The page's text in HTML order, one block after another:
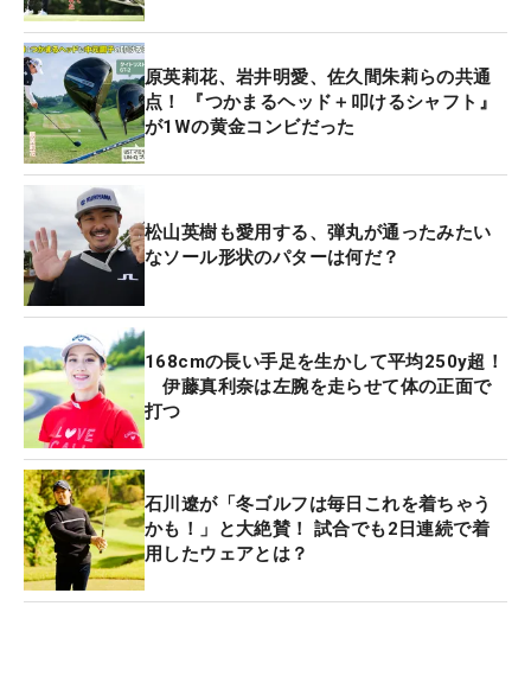
原英莉花、岩井明愛、佐久間朱莉らの共通
点！ 『つかまるヘッド＋叩けるシャフト』
が1Wの黄金コンビだった
松山英樹も愛用する、弾丸が通ったみたい
なソール形状のパターは何だ？
168cmの長い手足を生かして平均250y超！
伊藤真利奈は左腕を走らせて体の正面で
打つ
石川遼が「冬ゴルフは毎日これを着ちゃう
かも！」と大絶賛！ 試合でも2日連続で着
用したウェアとは？